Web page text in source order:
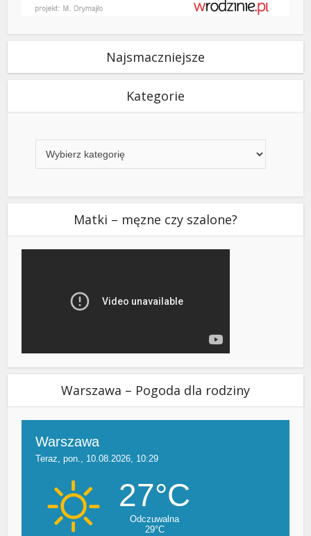
Najsmaczniejsze
Kategorie
Matki – męzne czy szalone?
Warszawa – Pogoda dla rodziny